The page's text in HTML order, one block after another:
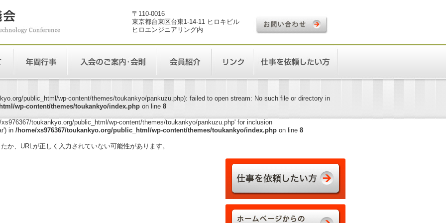
〒110-0016
東京都台東区台東1-14-11 ヒロキビル
ヒロエンジニアリング内
public_html/wp-content/themes/toukankyo/pankuzu.php): failed to open stream: No such file or directory in
wp-content/themes/toukankyo/index.phpon line8
toukankyo.org/public_html/wp-content/themes/toukankyo/pankuzu.php' for inclusion
in /home/xs976367/toukankyo.org/public_html/wp-content/themes/toukankyo/index.phpon line 8
か、URLが正しく入力されていない可能性があります。